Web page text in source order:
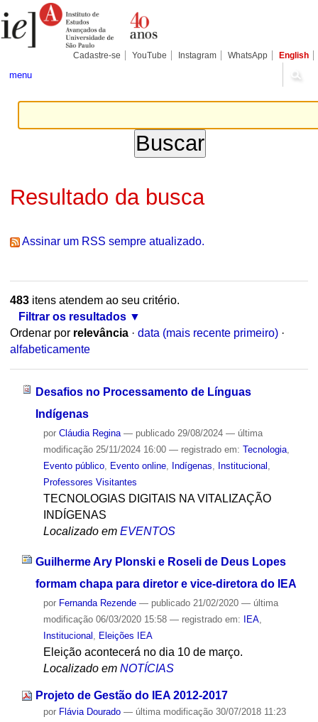
para
conteúdo.
Pessoais
Cadastre-se YouTube Instagram WhatsApp English
menu
Resultado da busca
Assinar um RSS sempre atualizado.
483itens atendem ao seu critério.
Filtrar os resultados
Ordenar por relevância · data (mais recente primeiro) ·
alfabeticamente
Desafios no Processamento de Línguas
Indígenas
por Cláudia Regina — publicado29/08/2024 — última
modificação25/11/2024 16:00 — registrado em: Tecnologia,
Evento público, Evento online, Indígenas Institucional
Professores Visitantes
TECNOLOGIAS DIGITAIS NA VITALIZAÇÃO
INDÍGENAS
Localizado em EVENTOS
Guilherme Ary Plonski e Roseli de Deus Lopes
formam chapa para diretor e vice-diretora do IEA
por Fernanda Rezende — publicado21/02/2020 — última
modificação06/03/2020 15:58 — registrado em: IEA,
Institucional
Eleições IEA
Eleição acontecerá no dia 10 de março.
Localizado em NOTÍCIAS
Projeto de Gestão do IEA 2012-2017
por Flávia Dourado — última modificação30/07/2018 11:23